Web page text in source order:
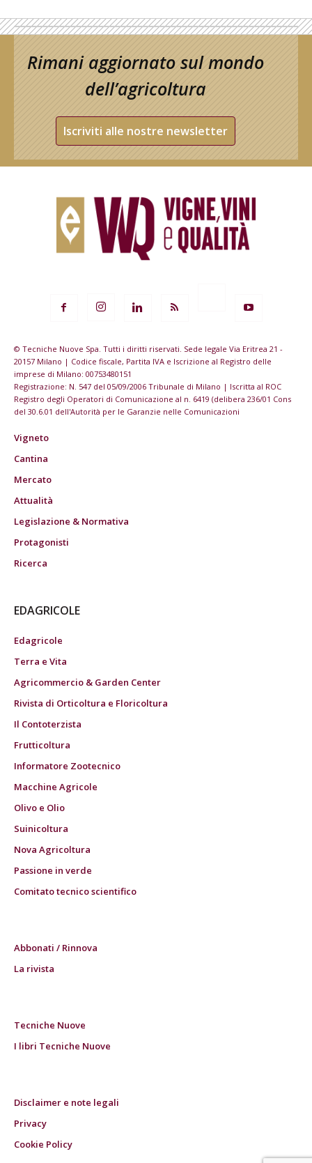
Rimani aggiornato sul mondo
dell’agricoltura
Iscriviti alle nostre newsletter
© Tecniche Nuove Spa. Tutti i diritti riservati. Sede legale Via Eritrea 21 -
20157 Milano | Codice fiscale, Partita IVA e Iscrizione al Registro delle
imprese di Milano: 00753480151
Registrazione: N. 547 del 05/09/2006 Tribunale di Milano | Iscritta al ROC
Registro degli Operatori di Comunicazione al n. 6419 (delibera 236/01 Cons
del 30.6.01 dell'Autorità per le Garanzie nelle Comunicazioni
Vigneto
Cantina
Mercato
Attualità
Legislazione & Normativa
Protagonisti
Ricerca
EDAGRICOLE
Edagricole
Terra e Vita
Agricommercio & Garden Center
Rivista di Orticoltura e Floricoltura
Il Contoterzista
Frutticoltura
Informatore Zootecnico
Macchine Agricole
Olivo e Olio
Suinicoltura
Nova Agricoltura
Passione in verde
Comitato tecnico scientifico
Abbonati / Rinnova
La rivista
Tecniche Nuove
I libri Tecniche Nuove
Disclaimer e note legali
Privacy
Cookie Policy